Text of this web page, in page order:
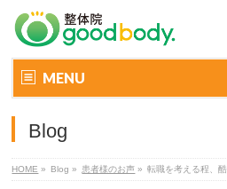
MENU
Blog
HOME » Blog » 患者様のお声 » 転職を考える程、